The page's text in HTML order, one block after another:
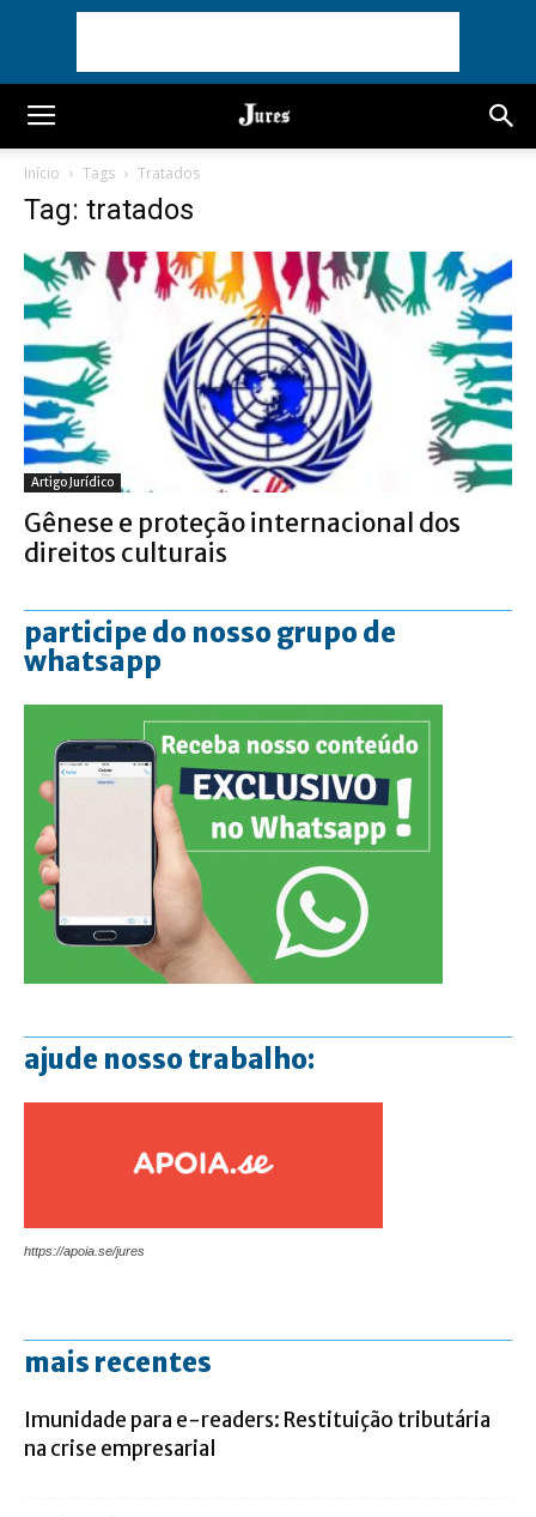
Início Tags Tratados
Tag: tratados
Artigo Jurídico
Gênese e proteção internacional dos
direitos culturais
participe do nosso grupo de
whatsapp
ajude nosso trabalho:
https://apoia.se/jures
mais recentes
Imunidade para e-readers: Restituição tributária
na crise empresarial